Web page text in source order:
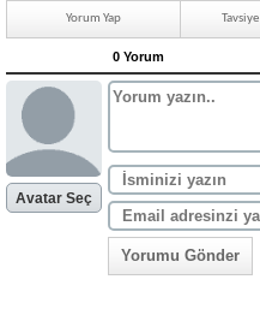
Yorum Yap Tavsiye
0 Yorum
Avatar Seç
Yorumu Gönder